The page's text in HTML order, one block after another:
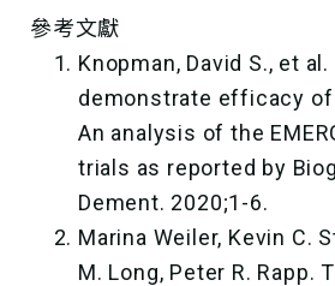
參考文獻
Knopman, David S., et
demonstrate efficacy of
An analysis of the
trials as reported by
Dement. 2020;1-6.
Marina Weiler, Kevin C.
M. Long, Peter R. Rapp.